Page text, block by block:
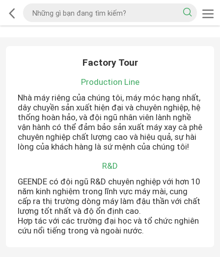
Factory Tour
Production Line
Nhà máy riêng của chúng tôi, máy móc hạng nhất,
dây chuyền sản xuất hiện đại và chuyên nghiệp, hệ
thống hoàn hảo, và đội ngũ nhân viên lành nghề
vận hành có thể đảm bảo sản xuất máy xay cà phê
chuyên nghiệp chất lượng cao và hiệu quả, sự hài
lòng của khách hàng là sứ mệnh của chúng tôi!
R&D
GEENDE có đội ngũ R&D chuyên nghiệp với hơn 10
năm kinh nghiệm trong lĩnh vực máy mài, cung
cấp ra thị trường dòng máy làm đậu thần với chất
lượng tốt nhất và độ ổn định cao.
Hợp tác với các trường đại học và tổ chức nghiên
cứu nổi tiếng trong và ngoài nước.